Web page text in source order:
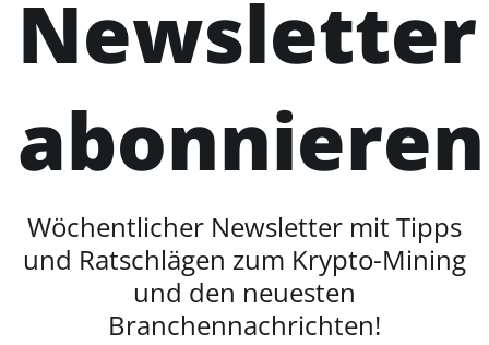
Newsletter
abonnieren
Wöchentlicher Newsletter mit Tipps
und Ratschlägen zum Krypto-Mining
und den neuesten
Branchennachrichten!